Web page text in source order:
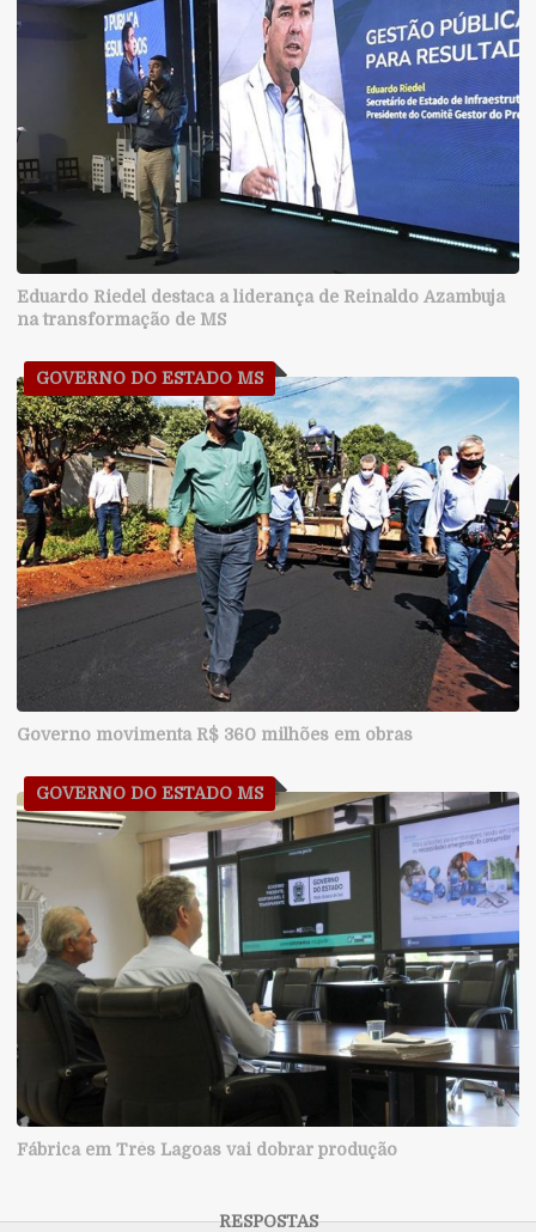
Eduardo Riedel destaca a liderança de Reinaldo Azambuja
na transformação de MS
GOVERNO DO ESTADO MS
Governo movimenta R$ 360 milhões em obras
GOVERNO DO ESTADO MS
Fábrica em Três Lagoas vai dobrar produção